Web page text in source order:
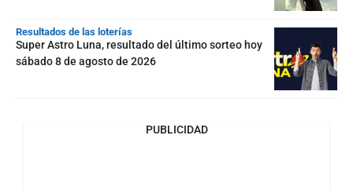
Resultados de las loterías
Super Astro Luna, resultado del último sorteo hoy
sábado 8 de agosto de 2026
PUBLICIDAD